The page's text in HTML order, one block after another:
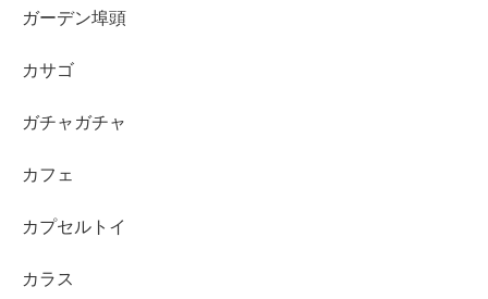
ガーデン埠頭
カサゴ
ガチャガチャ
カフェ
カプセルトイ
カラス